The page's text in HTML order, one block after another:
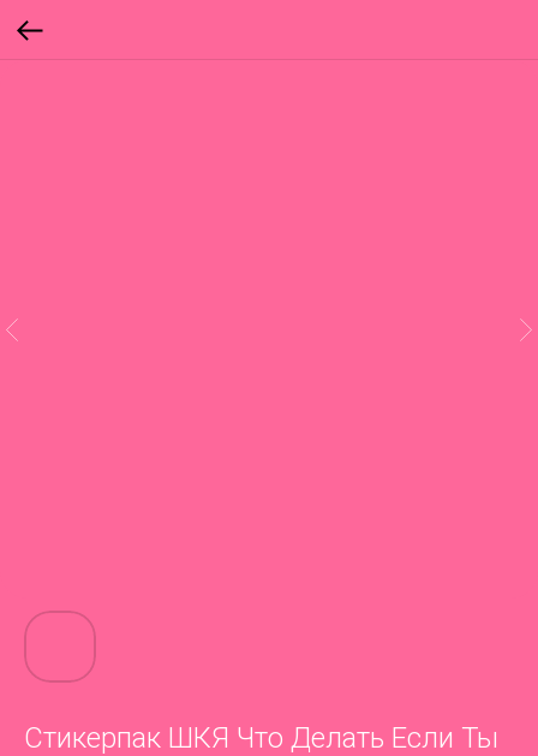
Стикерпак ШКЯ Что Делать Если Ты